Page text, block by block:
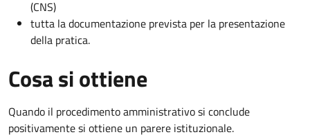
(CNS)
tutta la documentazione prevista per la presentazione
della pratica.
Cosa si ottiene
Quando il procedimento amministrativo si conclude
positivamente si ottiene un parere istituzionale.